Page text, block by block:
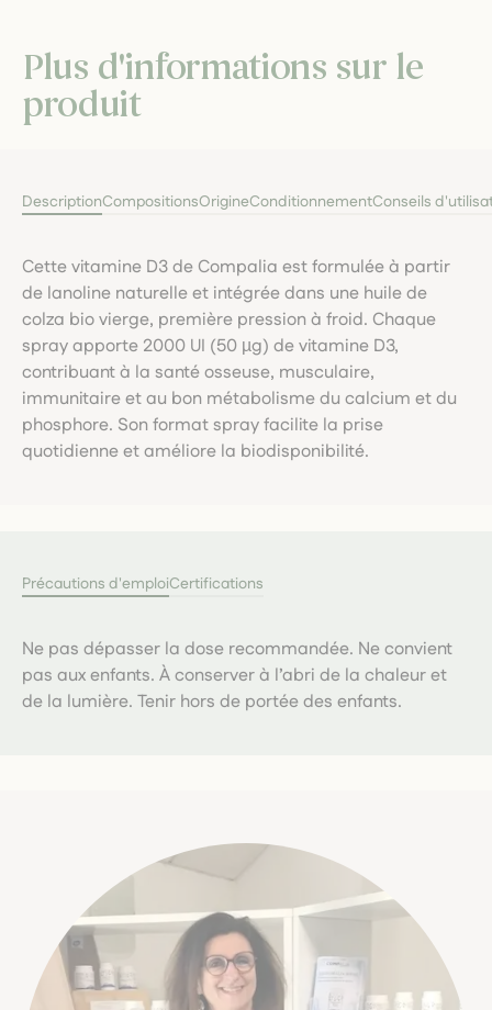
Plus d'informations sur le
produit
DescriptionCompositionsOrigineConditionnementConseils
Cette vitamine D3 de Compalia est formulée à partir
de lanoline naturelle et intégrée dans une huile de
colza bio vierge, première pression à froid. Chaque
spray apporte 2000 UI (50 µg) de vitamine D3,
contribuant à la santé osseuse, musculaire,
immunitaire et au bon métabolisme du calcium et du
phosphore. Son format spray facilite la prise
quotidienne et améliore la biodisponibilité.
Précautions d'emploiCertifications
Ne pas dépasser la dose recommandée. Ne convient
pas aux enfants. À conserver à l’abri de la chaleur et
de la lumière. Tenir hors de portée des enfants.